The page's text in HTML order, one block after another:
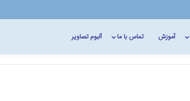
آموزش تماس با ما آلبوم تصاویر